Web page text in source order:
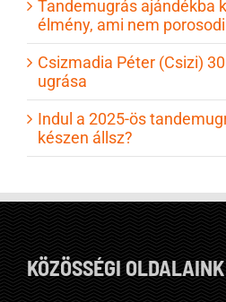
Tandemugrás ajándékba
élmény, ami nem
Csizmadia Péter (Csizi)
ugrása
Indul a 2025-ös
készen állsz?
KÖZÖSSÉGI OLDALAINK